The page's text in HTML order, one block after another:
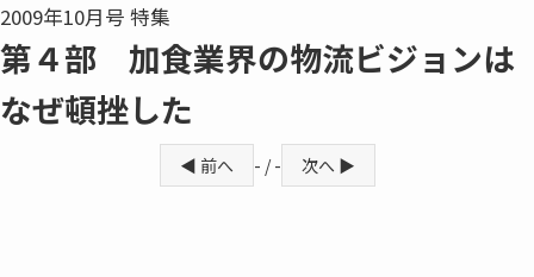
2009年10月号 特集
第４部 加食業界の物流ビジョンは
なぜ頓挫した
◀ 前へ - / - 次へ ▶